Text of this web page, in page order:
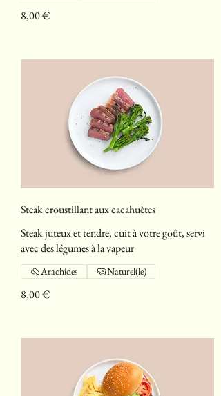
8,00 €
Steak croustillant aux cacahuètes
Steak juteux et tendre, cuit à votre goût, servi
avec des légumes à la vapeur
8,00 €
Arachides Naturel(le)